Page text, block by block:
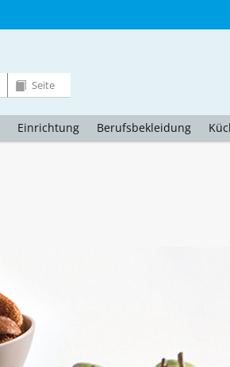
Einrichtung Berufsbekleidung